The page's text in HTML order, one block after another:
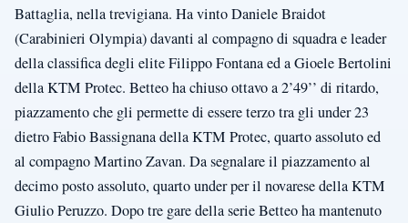
Battaglia, nella trevigiana. Ha vinto Daniele Braidot
(Carabinieri Olympia) davanti al compagno di squadra e leader
della classifica degli elite Filippo Fontana ed a Gioele Bertolini
della KTM Protec. Betteo ha chiuso ottavo a 2’49’’ di ritardo,
piazzamento che gli permette di essere terzo tra gli under 23
dietro Fabio Bassignana della KTM Protec, quarto assoluto ed
al compagno Martino Zavan. Da segnalare il piazzamento al
decimo posto assoluto, quarto under per il novarese della KTM
Giulio Peruzzo. Dopo tre gare della serie Betteo ha mantenuto